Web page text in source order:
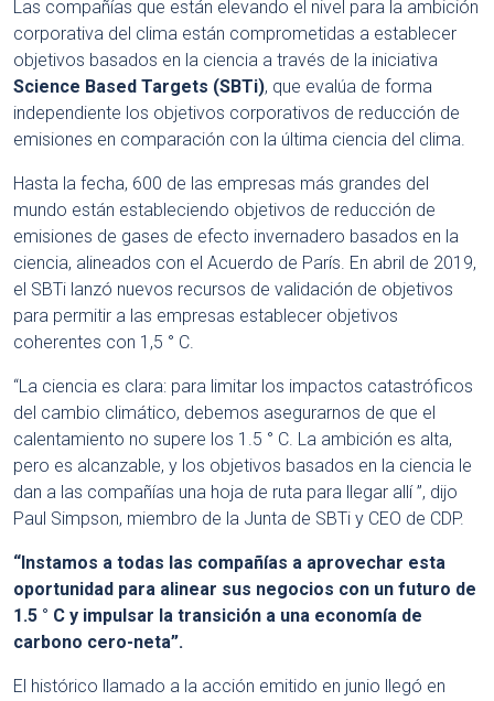
Las compañías que están elevando el nivel para la ambición
corporativa del clima están comprometidas a establecer
objetivos basados ​​en la ciencia a través de la iniciativa
Science Based Targets (SBTi), que evalúa de forma
independiente los objetivos corporativos de reducción de
emisiones en comparación con la última ciencia del clima.
Hasta la fecha, 600 de las empresas más grandes del
mundo están estableciendo objetivos de reducción de
emisiones de gases de efecto invernadero basados ​​en la
ciencia, alineados con el Acuerdo de París. En abril de 2019,
el SBTi lanzó nuevos recursos de validación de objetivos
para permitir a las empresas establecer objetivos
coherentes con 1,5 ° C.
“La ciencia es clara: para limitar los impactos catastróficos
del cambio climático, debemos asegurarnos de que el
calentamiento no supere los 1.5 ° C. La ambición es alta,
pero es alcanzable, y los objetivos basados ​​en la ciencia le
dan a las compañías una hoja de ruta para llegar allí ”, dijo
Paul Simpson, miembro de la Junta de SBTi y CEO de CDP.
“Instamos a todas las compañías a aprovechar esta
oportunidad para alinear sus negocios con un futuro de
1.5 ° C y impulsar la transición a una economía de
carbono cero-neta”.
El histórico llamado a la acción emitido en junio llegó en